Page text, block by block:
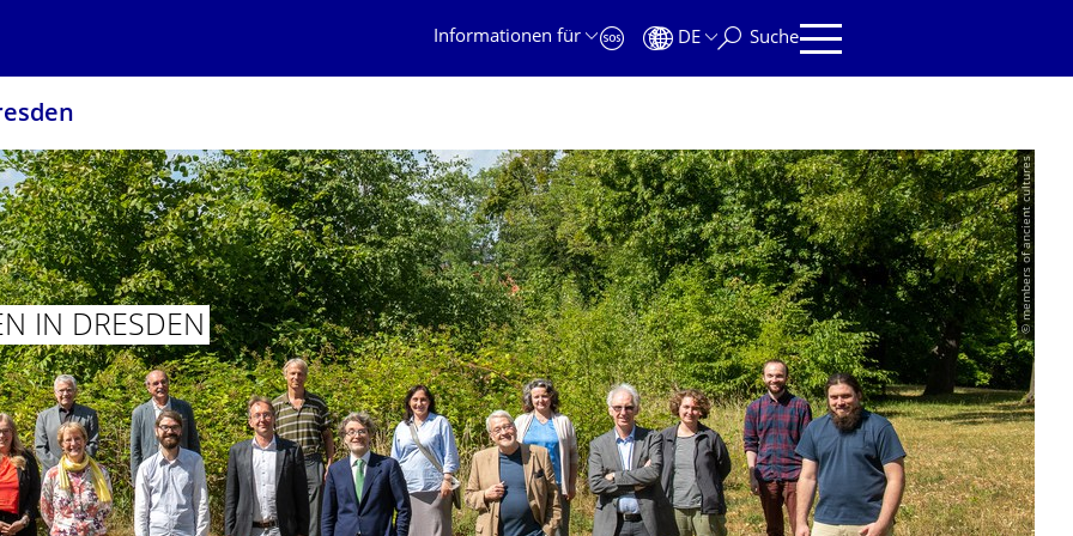
Informationen für
DE Suche
© members of ancient cultures
IN DRESDEN
IN DRESDEN